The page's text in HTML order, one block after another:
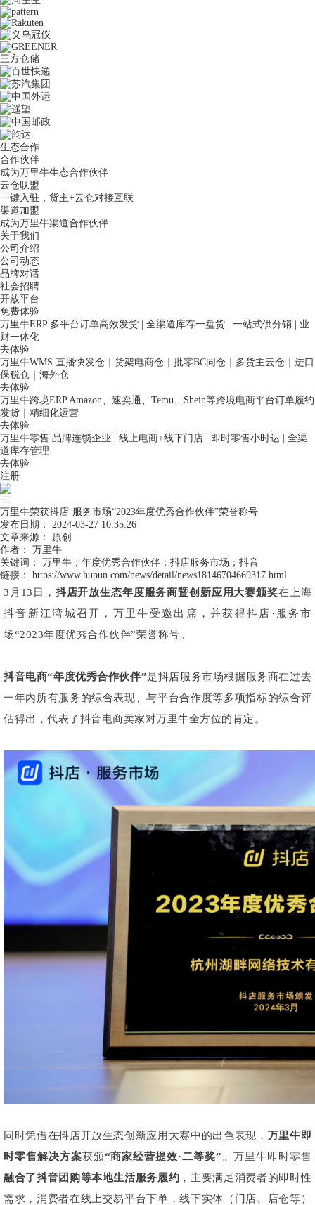
三方仓储
生态合作
合作伙伴
成为万里牛生态合作伙伴
云仓联盟
一键入驻，货主+云仓对接互联
渠道加盟
成为万里牛渠道合作伙伴
关于我们
公司介绍
公司动态
品牌对话
社会招聘
开放平台
免费体验
万里牛ERP 多平台订单高效发货 | 全渠道库存一盘货 | 一站式供分销 | 业
财一体化
去体验
万里牛WMS 直播快发仓｜货架电商仓｜批零BC同仓｜多货主云仓｜进口
保税仓｜海外仓
去体验
万里牛跨境ERP Amazon、速卖通、Temu、Shein等跨境电商平台订单履约
发货｜精细化运营
去体验
万里牛零售 品牌连锁企业 | 线上电商+线下门店 | 即时零售小时达 | 全渠
道库存管理
去体验
注册
万里牛荣获抖店·服务市场“2023年度优秀合作伙伴”荣誉称号
发布日期：
2024-03-27 10:35:26
文章来源：
原创
作者：
万里牛
关键词：
万里牛；年度优秀合作伙伴；抖店服务市场；抖音
链接：
https://www.hupun.com/news/detail/news18146704669317.html
3月13日， 抖店开放生态年度服务商暨创新应用大赛颁奖在上海
抖音新江湾城召开，万里牛受邀出席，并获得抖店·服务市
场“2023年度优秀合作伙伴”荣誉称号。
抖音电商“年度优秀合作伙伴”是抖店服务市场根据服务商在过去
一年内所有服务的综合表现、与平台合作度等多项指标的综合评
估得出，代表了抖音电商卖家对万里牛全方位的肯定。
同时凭借在抖店开放生态创新应用大赛中的出色表现， 万里牛即
时零售解决方案获颁“商家经营提效·二等奖”。万里牛即时零售
融合了抖音团购等本地生活服务履约 ，主要满足消费者的即时性
需求，消费者在线上交易平台下单，线下实体（门店、店仓等）